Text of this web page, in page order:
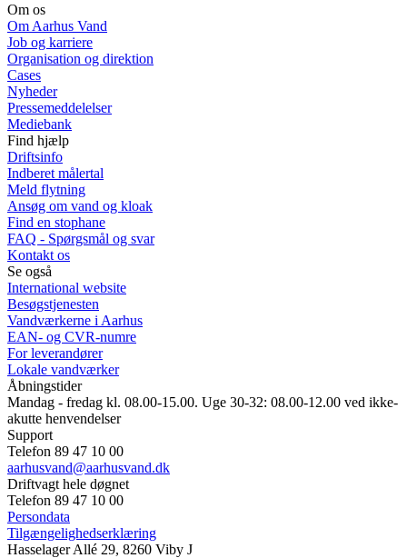
Om os
Om Aarhus Vand
Job og karriere
Organisation og direktion
Cases
Nyheder
Pressemeddelelser
Mediebank
Find hjælp
Driftsinfo
Indberet målertal
Meld flytning
Ansøg om vand og kloak
Find en stophane
FAQ - Spørgsmål og svar
Kontakt os
Se også
International website
Besøgstjenesten
Vandværkerne i Aarhus
EAN- og CVR-numre
For leverandører
Lokale vandværker
Åbningstider
Mandag - fredag kl. 08.00-15.00. Uge 30-32: 08.00-12.00 ved ikke-
akutte henvendelser
Support
Telefon 89 47 10 00
aarhusvand@aarhusvand.dk
Driftvagt hele døgnet
Telefon 89 47 10 00
Persondata
Tilgængelighedserklæring
Hasselager Allé 29, 8260 Viby J